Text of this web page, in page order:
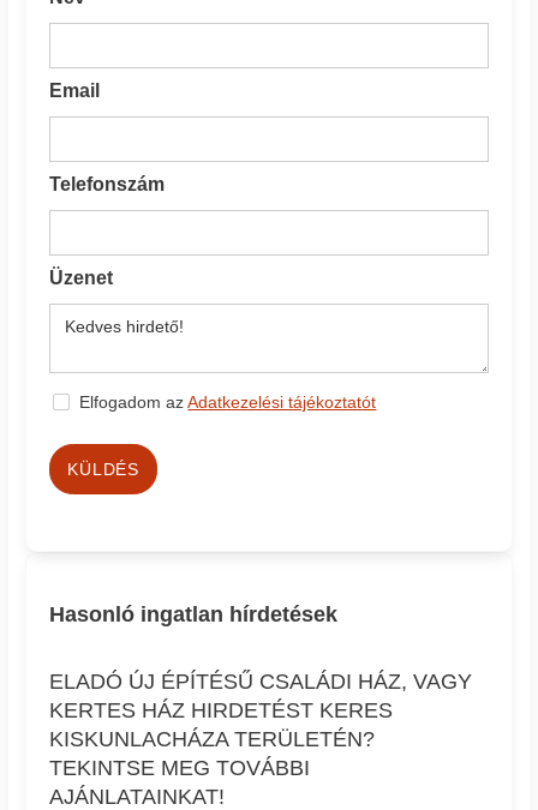
Email
Telefonszám
Üzenet
Elfogadom azAdatkezelési tájékoztatót
KÜLDÉS
Hasonló ingatlan hírdetések
ELADÓ ÚJ ÉPÍTÉSŰ CSALÁDI HÁZ, VAGY
KERTES HÁZ HIRDETÉST KERES
KISKUNLACHÁZA TERÜLETÉN?
TEKINTSE MEG TOVÁBBI
AJÁNLATAINKAT!